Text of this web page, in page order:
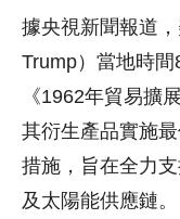
據央視新聞報道
Trump）當地時
《1962年貿易擴
其衍生產品實施
措施，旨在全力
及太陽能供應鏈。